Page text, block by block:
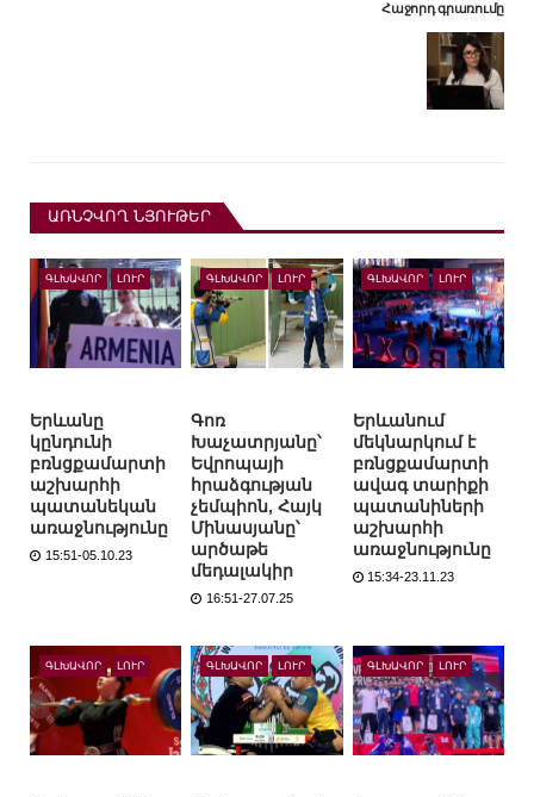
Հաջորդ գրառումը
ԱՌՆՉՎՈՂ ՆՅՈՒԹԵՐ
ԳԼԽԱՎՈՐ ԼՈՒՐ
Երևանը
կընդունի
բռնցքամարտի
աշխարհի
պատանեկան
առաջնությունը
15:51-05.10.23
ԳԼԽԱՎՈՐ ԼՈՒՐ
Գոռ
Խաչատրյանը՝
Եվրոպայի
հրաձգության
չեմպիոն, Հայկ
Մինասյանը՝
արծաթե
մեդալակիր
16:51-27.07.25
ԳԼԽԱՎՈՐ ԼՈՒՐ
Երևանում
մեկնարկում է
բռնցքամարտի
ավագ տարիքի
պատանիների
աշխարհի
առաջնությունը
15:34-23.11.23
ԳԼԽԱՎՈՐ ԼՈՒՐ ԳԼԽԱՎՈՐ ԼՈՒՐ ԳԼԽԱՎՈՐ ԼՈՒՐ